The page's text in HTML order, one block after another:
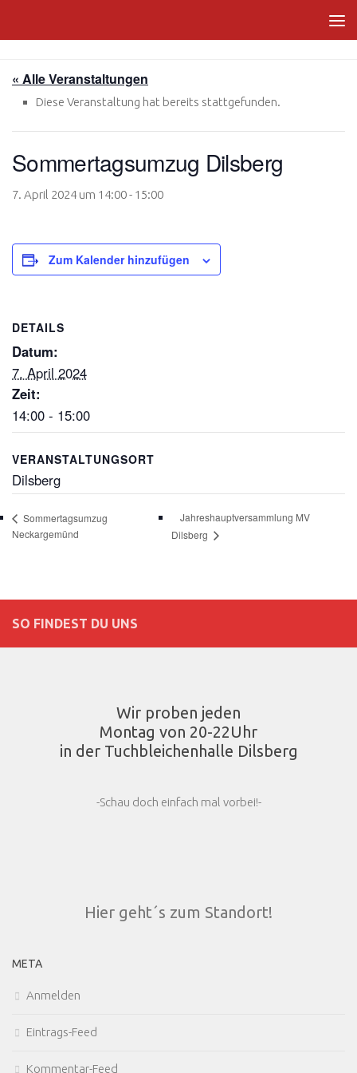
« Alle Veranstaltungen
Diese Veranstaltung hat bereits stattgefunden.
Sommertagsumzug Dilsberg
7. April 2024 um 14:00- 15:00
Zum Kalender hinzufügen
DETAILS
Datum:
7. April 2024
Zeit:
14:00 - 15:00
VERANSTALTUNGSORT
Dilsberg
Sommertagsumzug
Neckargemünd
Jahreshauptversammlung MV
Dilsberg
SO FINDEST DU UNS
Wir proben jeden
Montag von 20-22Uhr
in der Tuchbleichenhalle Dilsberg
-Schau doch einfach mal vorbei!-
Hier geht´s zum Standort!
META
Anmelden
Eintrags-Feed
Kommentar-Feed